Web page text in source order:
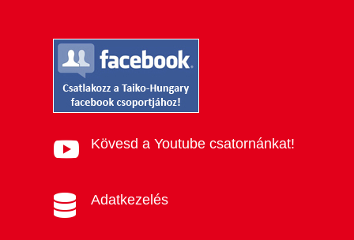
 Kövesd a Youtube csatornánkat!
 Adatkezelés